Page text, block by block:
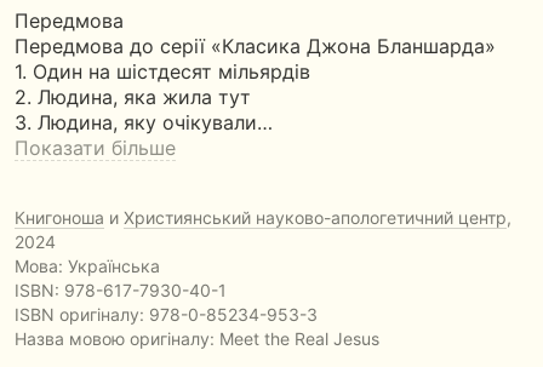
Передмова
Передмова до серії «Класика Джона Бланшарда»
1. Один на шістдесят мільярдів
2. Людина, яка жила тут
3. Людина, яку очікували…
Показати більше
Книгоноша и Християнський науково-апологетичний центр,
2024
Мова: Українська
ISBN: 978-617-7930-40-1
ISBN оригіналу: 978-0-85234-953-3
Назва мовою оригіналу: Meet the Real Jesus